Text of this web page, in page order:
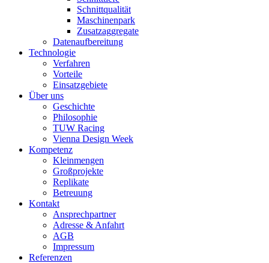
Schnittqualität
Maschinenpark
Zusatzaggregate
Datenaufbereitung
Technologie
Verfahren
Vorteile
Einsatzgebiete
Über uns
Geschichte
Philosophie
TUW Racing
Vienna Design Week
Kompetenz
Kleinmengen
Großprojekte
Replikate
Betreuung
Kontakt
Ansprechpartner
Adresse & Anfahrt
AGB
Impressum
Referenzen